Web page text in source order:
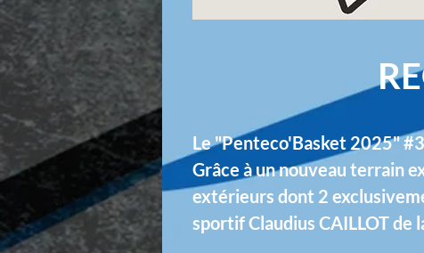
Le "Penteco'Basket 2025"
Grâce à un nouveau terrain
extérieurs dont 2
sportif Claudius CAILLOT de